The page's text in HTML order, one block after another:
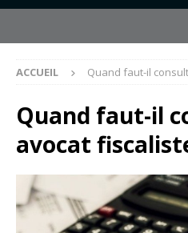
ACCUEIL Quand faut-il
Quand faut-il
avocat